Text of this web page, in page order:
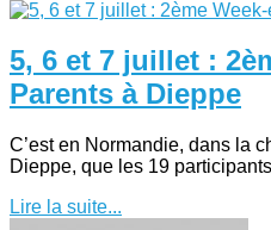
5, 6 et 7 juillet :
Parents à Dieppe
C’est en Normandie, dans la
Dieppe, que les 19
Lire la suite...